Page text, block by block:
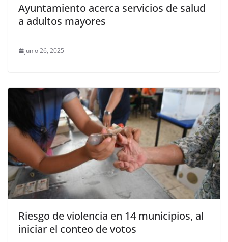
Ayuntamiento acerca servicios de salud
a adultos mayores
junio 26, 2025
Riesgo de violencia en 14 municipios, al
iniciar el conteo de votos